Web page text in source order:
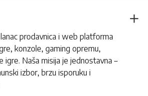
prodavnica i web platforma
konzole, gaming opremu,
igre. Naša misija je jednostavna –
izbor, brzu isporuku i